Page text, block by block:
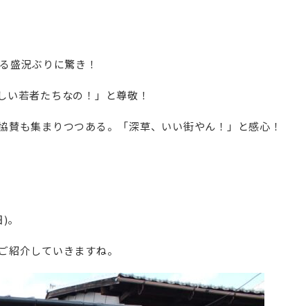
盛況ぶりに驚き！
若者たちなの！」と尊敬！
も集まりつつある。「深草、いい街やん！」と感心！
介していきますね。